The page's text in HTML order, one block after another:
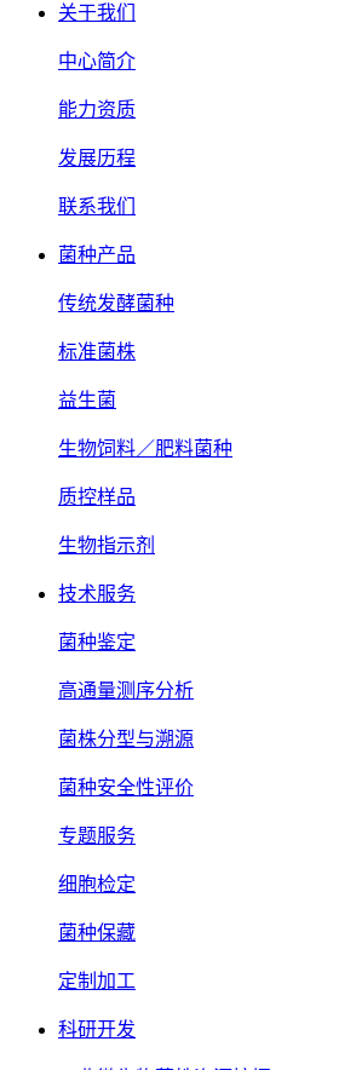
关于我们
中心简介
能力资质
发展历程
联系我们
菌种产品
传统发酵菌种
标准菌株
益生菌
生物饲料／肥料菌种
质控样品
生物指示剂
技术服务
菌种鉴定
高通量测序分析
菌株分型与溯源
菌种安全性评价
专题服务
细胞检定
菌种保藏
定制加工
科研开发